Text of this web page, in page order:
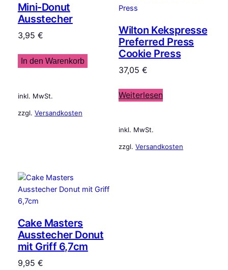
Mini-Donut
Ausstecher
3,95 €
In den Warenkorb
inkl. MwSt.
zzgl. Versandkosten
Wilton Kekspresse
Preferred Press
Cookie Press
37,05€
Weiterlesen
inkl. MwSt.
zzgl.Versandkosten
Cake Masters
Ausstecher Donut
mit Griff 6,7cm
9,95 €